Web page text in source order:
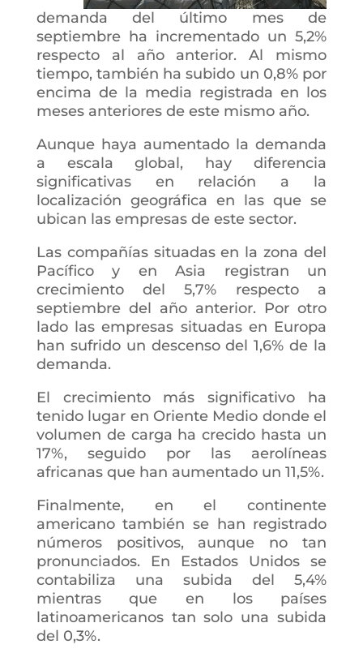
demanda del último mes de
septiembre ha incrementado un 5,2%
respecto al año anterior. Al mismo
tiempo, también ha subido un 0,8% por
encima de la media registrada en los
meses anteriores de este mismo año.
Aunque haya aumentado la demanda
a escala global, hay diferencia
significativas en relación a la
localización geográfica en las que se
ubican las empresas de este sector.
Las compañías situadas en la zona del
Pacífico y en Asia registran un
crecimiento del 5,7% respecto a
septiembre del año anterior. Por otro
lado las empresas situadas en Europa
han sufrido un descenso del 1,6% de la
demanda.
El crecimiento más significativo ha
tenido lugar en Oriente Medio donde el
volumen de carga ha crecido hasta un
17%, seguido por las aerolíneas
africanas que han aumentado un 11,5%.
Finalmente, en el continente
americano también se han registrado
números positivos, aunque no tan
pronunciados. En Estados Unidos se
contabiliza una subida del 5,4%
mientras que en los países
latinoamericanos tan solo una subida
del 0,3%.